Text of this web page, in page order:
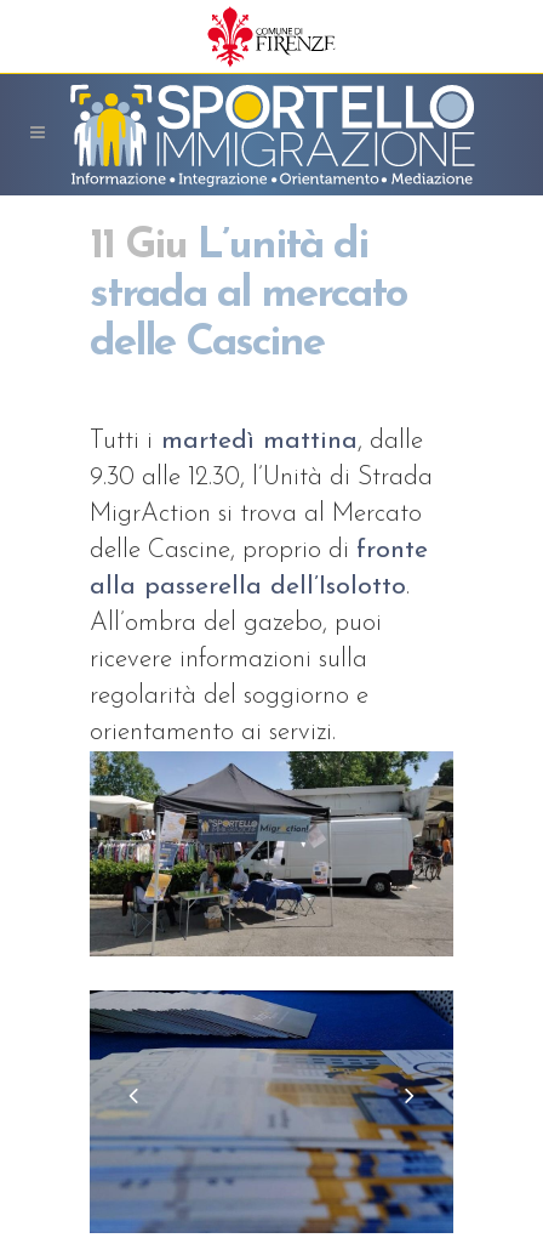
11 Giu L’unità di
strada al mercato
delle Cascine
Tutti i martedì mattina, dalle
9.30 alle 12.30, l’Unità di Strada
MigrAction si trova al Mercato
delle Cascine, proprio di fronte
alla passerella dell’Isolotto.
All’ombra del gazebo, puoi
ricevere informazioni sulla
regolarità del soggiorno e
orientamento ai servizi.